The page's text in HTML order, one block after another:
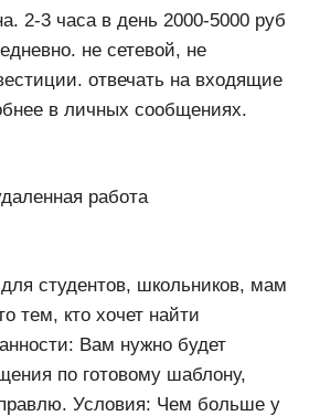
2-3 часа в день 2000-5000 руб
не сетевой, не
отвечать на входящие
в личных сообщениях.
работа
студентов, школьников, мам
тем, кто хочет найти
Вам нужно будет
по готовому шаблону,
Условия: Чем больше у